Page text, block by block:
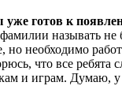
готов к
называть не
но необходимо
что все ребята
и играм. Думаю,